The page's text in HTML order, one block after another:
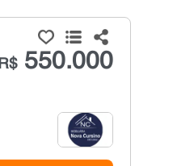
R$550.000